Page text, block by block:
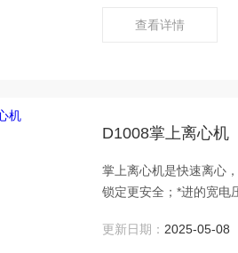
查看详情
D1008掌上离心机
掌上离心机是快速离心
锁定更安全；*进的宽电
更新日期： 2025-05-08